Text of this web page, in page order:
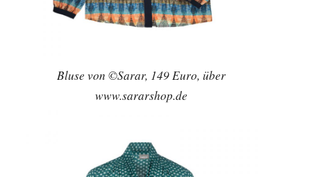
Bluse von ©Sarar, 149 Euro, über
www.sararshop.de